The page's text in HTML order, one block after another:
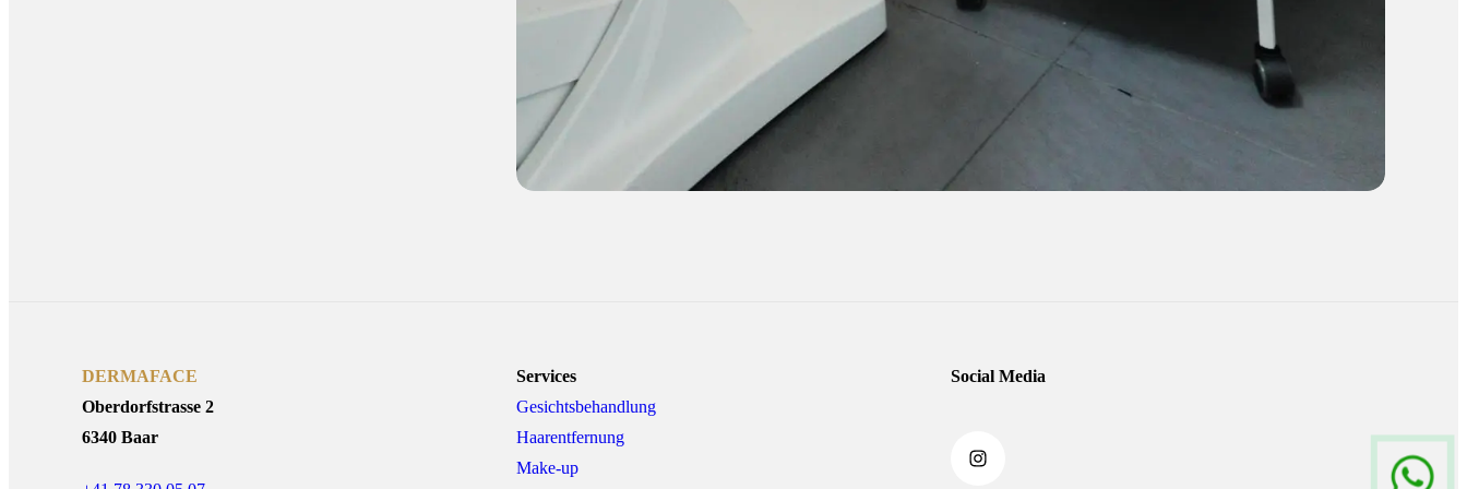
DERMAFACE
Oberdorfstrasse 2
6340 Baar
Services
Gesichtsbehandlung
Haarentfernung
Make-up
Social Media
Instagram